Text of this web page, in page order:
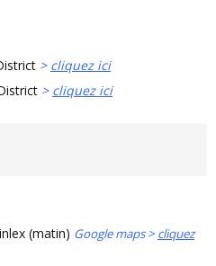
> cliquez ici
> cliquez ici
(matin) Google maps > cliquez